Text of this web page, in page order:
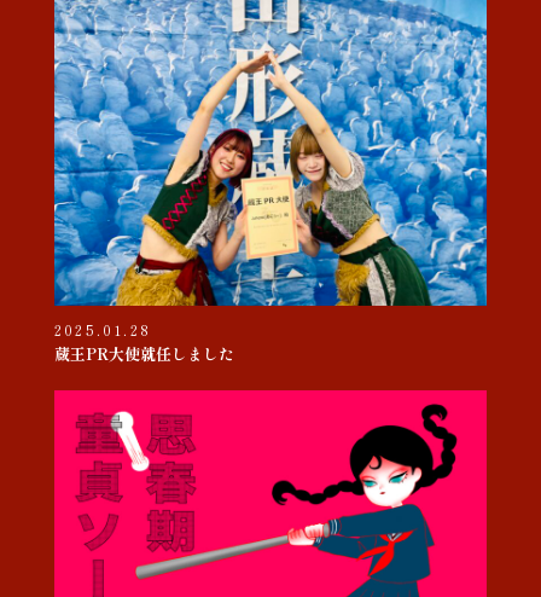
2025.01.28
蔵王PR大使就任しました